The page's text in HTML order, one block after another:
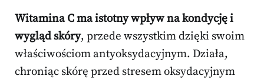
Witamina C ma istotny wpływ na kondycję i
wygląd skóry, przede wszystkim dzięki swoim
właściwościom antyoksydacyjnym. Działa,
chroniąc skórę przed stresem oksydacyjnym